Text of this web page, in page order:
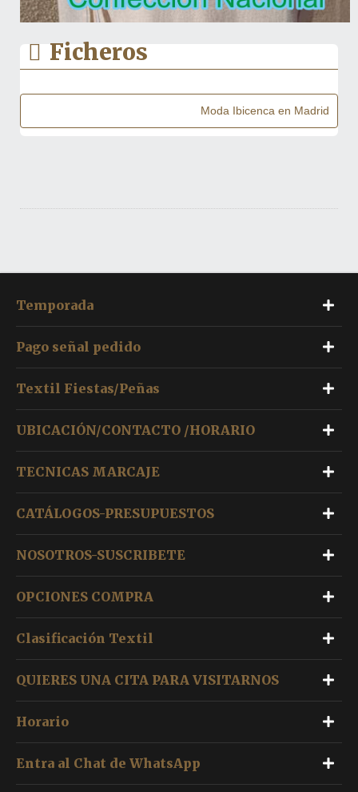
Moda Ibicenca en Madrid
Temporada
Pago señal pedido
Textil Fiestas/Peñas
UBICACIÓN/CONTACTO /HORARIO
TECNICAS MARCAJE
CATÁLOGOS-PRESUPUESTOS
NOSOTROS-SUSCRIBETE
OPCIONES COMPRA
Clasificación Textil
QUIERES UNA CITA PARA VISITARNOS
Horario
Entra al Chat de WhatsApp